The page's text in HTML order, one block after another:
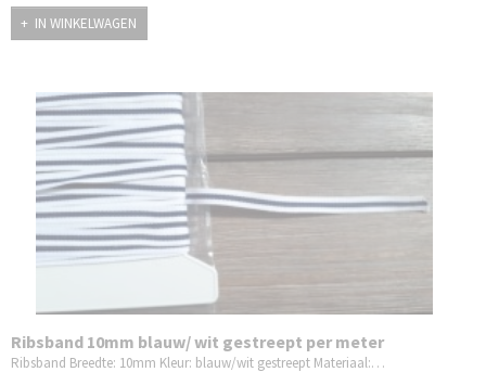
IN WINKELWAGEN
Ribsband 10mm blauw/ wit gestreept per meter
Ribsband Breedte: 10mm Kleur: blauw/wit gestreept Materiaal:…